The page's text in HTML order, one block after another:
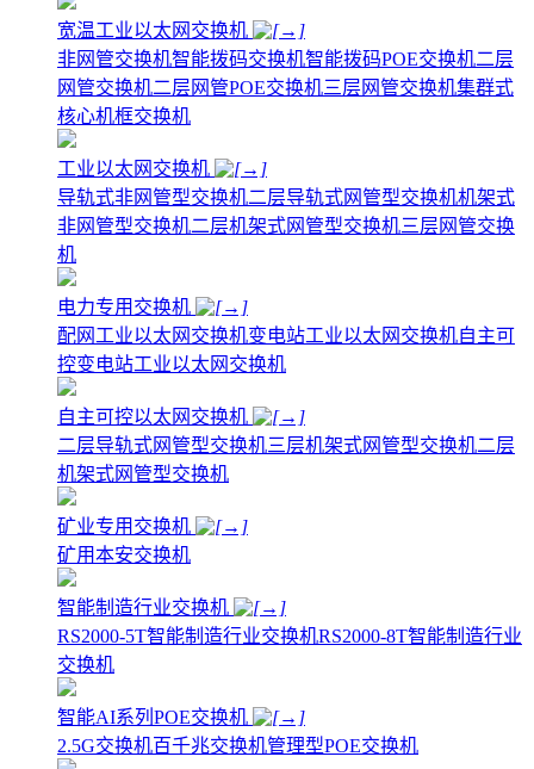
宽温工业以太网交换机
非网管交换机智能拨码交换机智能拨码POE交换机二层
网管交换机二层网管POE交换机三层网管交换机集群式
核心机框交换机
工业以太网交换机
导轨式非网管型交换机二层导轨式网管型交换机机架式
非网管型交换机二层机架式网管型交换机三层网管交换
机
电力专用交换机
配网工业以太网交换机变电站工业以太网交换机自主可
控变电站工业以太网交换机
自主可控以太网交换机
二层导轨式网管型交换机三层机架式网管型交换机二层
机架式网管型交换机
矿业专用交换机
矿用本安交换机
智能制造行业交换机
RS2000-5T智能制造行业交换机RS2000-8T智能制造行业
交换机
智能AI系列POE交换机
2.5G交换机百千兆交换机管理型POE交换机